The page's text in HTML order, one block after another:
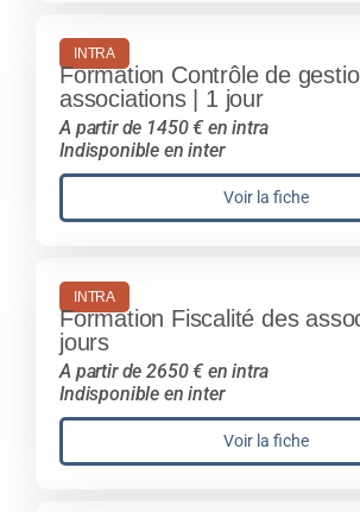
INTRA
Formation Contrôle de
associations | 1 jour
A partir de 1450 € en intra
Indisponible en inter
Voir la fiche
INTRA
Formation Fiscalité des
jours
A partir de 2650 € en intra
Indisponible en inter
Voir la fiche